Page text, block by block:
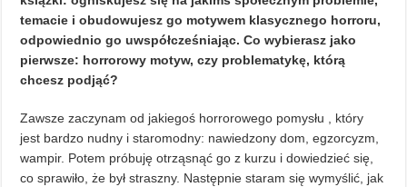
temacie i obudowujesz go motywem klasycznego horroru,
odpowiednio go uwspółcześniając. Co wybierasz jako
pierwsze: horrorowy motyw, czy problematykę, którą
chcesz podjąć?
Zawsze zaczynam od jakiegoś horrorowego pomysłu , który
jest bardzo nudny i staromodny: nawiedzony dom, egzorcyzm,
wampir. Potem próbuję otrząsnąć go z kurzu i dowiedzieć się,
co sprawiło, że był straszny. Następnie staram się wymyślić, jak